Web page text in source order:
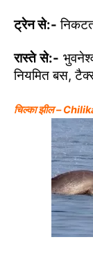
ट्रेन से:-
रास्ते से:-
नियमित बस,
चिल्का झील –